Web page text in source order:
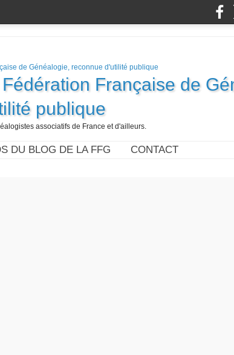
Française de
publique
associatifs de France et d'ailleurs.
DU BLOG DE LA FFG CONTACT